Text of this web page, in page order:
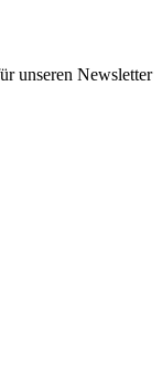
unseren Newsletter